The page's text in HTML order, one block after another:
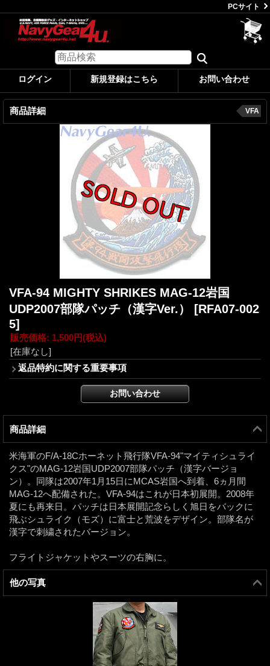
PCサイト
ログイン 新規登録はこちら お問い合わせ
商品詳細 VFA
VFA-94 MIGHTY SHRIKES MAG-12岩国
UDP2007部隊パッチ（漢字Ver.） [RFA07-002
5]
販売価格: 1,500円(税込)
[在庫なし]
返品特約に関する重要事項
商品詳細
米海軍のF/A-18Cホーネット飛行隊VFA-94"マイティシュライ
クス"のMAG-12岩国UDP2007部隊パッチ（漢字バージョ
ン）。同隊は2007年1月15日にMCAS岩国へ到着、6ヵ月間
MAG-12へ配備された。VFA-94はこれが日本初展開。2008年
夏にも再来日。パッチは日本展開記念らしく旭日をバックに
飛ぶシュライク（モズ）に富士と荒波をデザイン。部隊名が
漢字で刺繍されたバージョン。
フライトジャケットやスーツの右胸に。
他の写真